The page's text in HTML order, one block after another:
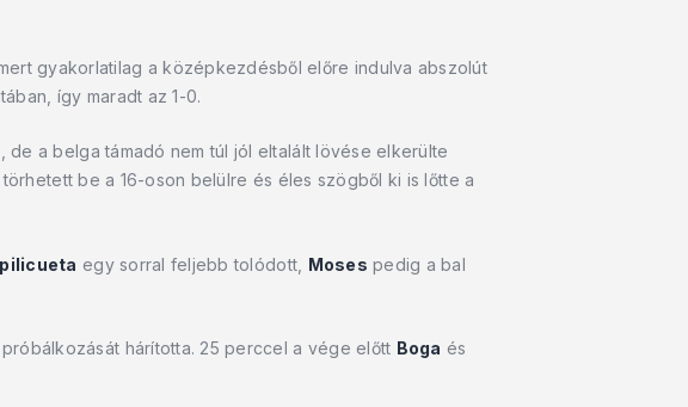
gyakorlatilag a középkezdésből előre indulva abszolút
így maradt az 1-0.
de a belga támadó nem túl jól eltalált lövése elkerülte
be a 16-oson belülre és éles szögből ki is lőtte a
egy sorral feljebb tolódott, Moses pedig a bal
hárította. 25 perccel a vége előtt Boga és